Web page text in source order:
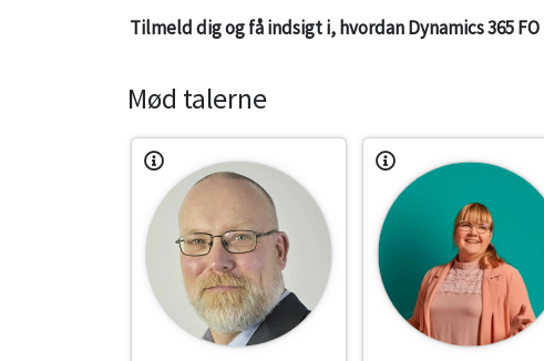
Tilmeld dig og få indsigt i, hvordan Dynamics 365
Mød talerne